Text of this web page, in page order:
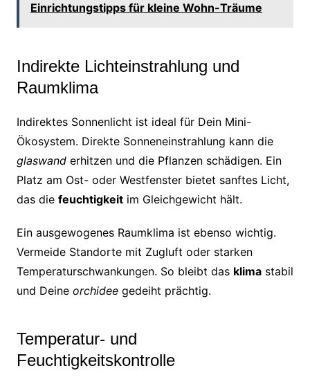
Einrichtungstipps für kleine Wohn-Träume
Indirekte Lichteinstrahlung und
Raumklima
Indirektes Sonnenlicht ist ideal für Dein Mini-
Ökosystem. Direkte Sonneneinstrahlung kann die
glaswanderhitzen und die Pflanzen schädigen. Ein
Platz am Ost- oder Westfenster bietet sanftes Licht,
das die feuchtigkeitim Gleichgewicht hält.
Ein ausgewogenes Raumklima ist ebenso wichtig.
Vermeide Standorte mit Zugluft oder starken
Temperaturschwankungen. So bleibt das klimastabil
und Deine orchideegedeiht prächtig.
Temperatur- und
Feuchtigkeitskontrolle